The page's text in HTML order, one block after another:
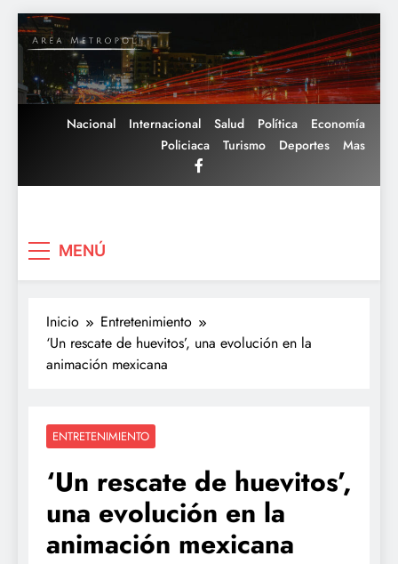
Saltar
al
contenido
Nacional Internacional Salud Política
Economía
Policiaca
Turismo Deportes Mas
MENÚ
Inicio
Entretenimiento
‘Un rescate de huevitos’, una evolución en la
animación mexicana
ENTRETENIMIENTO
‘Un rescate de huevitos’,
una evolución en la
animación mexicana